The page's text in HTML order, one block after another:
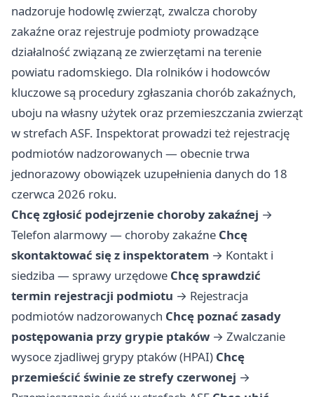
nadzoruje hodowlę zwierząt, zwalcza choroby
zakaźne oraz rejestruje podmioty prowadzące
działalność związaną ze zwierzętami na terenie
powiatu radomskiego. Dla rolników i hodowców
kluczowe są procedury zgłaszania chorób zakaźnych,
uboju na własny użytek oraz przemieszczania zwierząt
w strefach ASF. Inspektorat prowadzi też rejestrację
podmiotów nadzorowanych — obecnie trwa
jednorazowy obowiązek uzupełnienia danych do 18
czerwca 2026 roku.
Chcę zgłosić podejrzenie choroby zakaźnej →
Telefon alarmowy — choroby zakaźne Chcę
skontaktować się z inspektoratem → Kontakt i
siedziba — sprawy urzędowe Chcę sprawdzić
termin rejestracji podmiotu → Rejestracja
podmiotów nadzorowanych Chcę poznać zasady
postępowania przy grypie ptaków → Zwalczanie
wysoce zjadliwej grypy ptaków (HPAI) Chcę
przemieścić świnie ze strefy czerwonej →